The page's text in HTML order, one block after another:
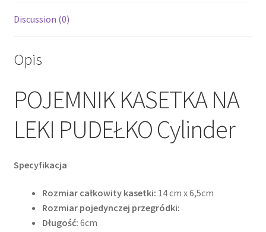
Discussion (0)
Opis
POJEMNIK KASETKA NA
LEKI PUDEŁKO Cylinder
Specyfikacja
Rozmiar całkowity kasetki: 14 cm x 6,5cm
Rozmiar pojedynczej przegródki:
Długość: 6cm